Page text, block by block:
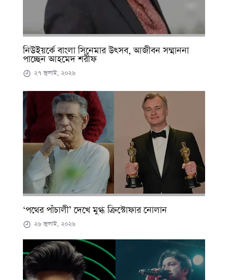
নিউইয়র্কে বাংলা সিনেমার উৎসব, আজীবন সম্মাননা
পাচ্ছেন আহমেদ শরীফ
২৭ জুলাই, ২০২৬
‘পথের পাঁচালী’ দেখে মুগ্ধ ক্রিস্টোফার নোলান
২৬ জুলাই, ২০২৬